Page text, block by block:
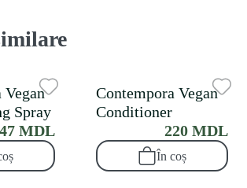
Vegan
Spray
MDL
Contempora Vegan
Conditioner
220 MDL
În coș